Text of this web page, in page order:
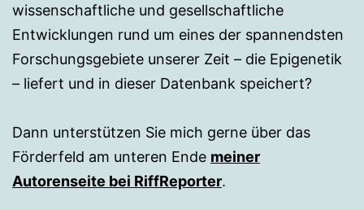
wissenschaftliche und gesellschaftliche
Entwicklungen rund um eines der spannendsten
Forschungsgebiete unserer Zeit – die Epigenetik
– liefert und in dieser Datenbank speichert?
Dann unterstützen Sie mich gerne über das
Förderfeld am unteren Ende meiner
Autorenseite bei RiffReporter.